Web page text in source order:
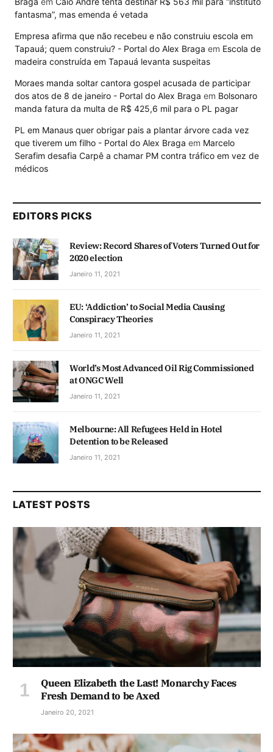
fantasma”, mas emenda é vetada
Empresa afirma que não recebeu e não construiu escola em
Tapauá; quem construiu? - Portal do Alex Braga em Escola de
madeira construída em Tapauá levanta suspeitas
Moraes manda soltar cantora gospel acusada de participar
dos atos de 8 de janeiro - Portal do Alex Braga em Bolsonaro
manda fatura da multa de R$ 425,6 mil para o PL pagar
PL em Manaus quer obrigar pais a plantar árvore cada vez
que tiverem um filho - Portal do Alex Braga em Marcelo
Serafim desafia Carpê a chamar PM contra tráfico em vez de
médicos
EDITORS PICKS
Review: Record Shares of Voters Turned Out for
2020 election
Janeiro 11, 2021
EU: ‘Addiction’ to Social Media Causing
Conspiracy Theories
Janeiro 11, 2021
World’s Most Advanced Oil Rig Commissioned
at ONGC Well
Janeiro 11, 2021
Melbourne: All Refugees Held in Hotel
Detention to be Released
Janeiro 11, 2021
LATEST POSTS
Queen Elizabeth the Last! Monarchy Faces
Fresh Demand to be Axed
Janeiro 20, 2021